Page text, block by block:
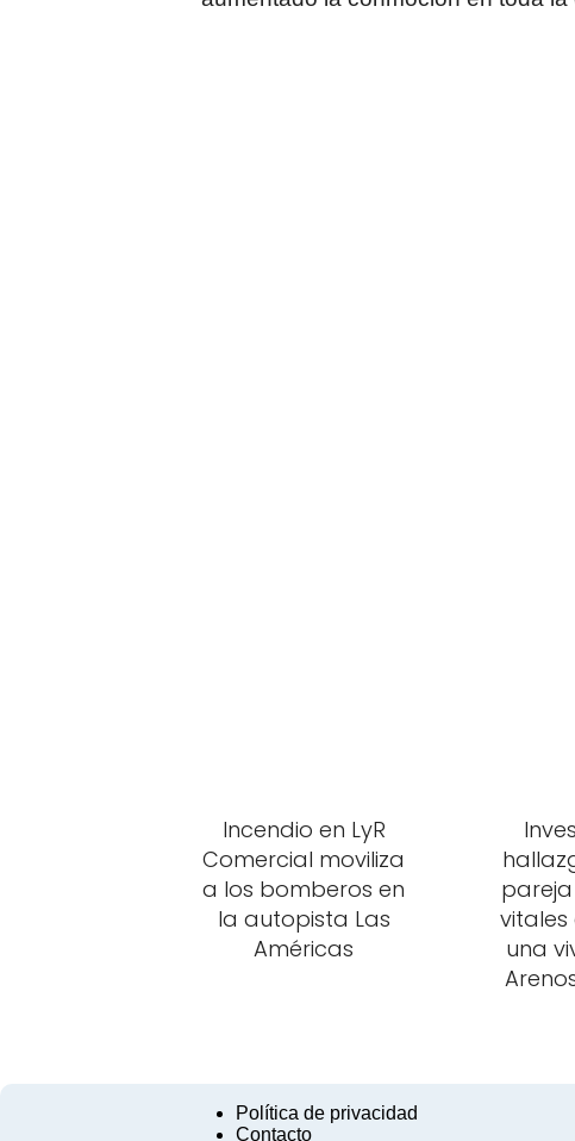
Incendio en LyR
Comercial moviliza
a los bomberos en
la autopista Las
Américas
pareja
una
Política de privacidad
Contacto